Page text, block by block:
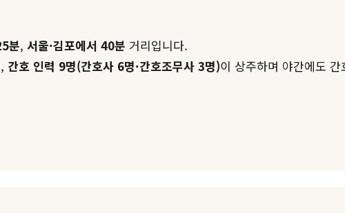
분, 서울·김포에서 40분 거리입니다.
간호 인력 9명(간호사 6명·간호조무사 3명)이 상주하며 야간에도